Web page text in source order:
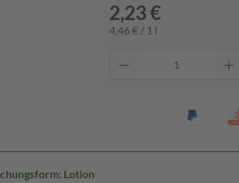
2,23 €
4,46 € / 1 l
Lotion